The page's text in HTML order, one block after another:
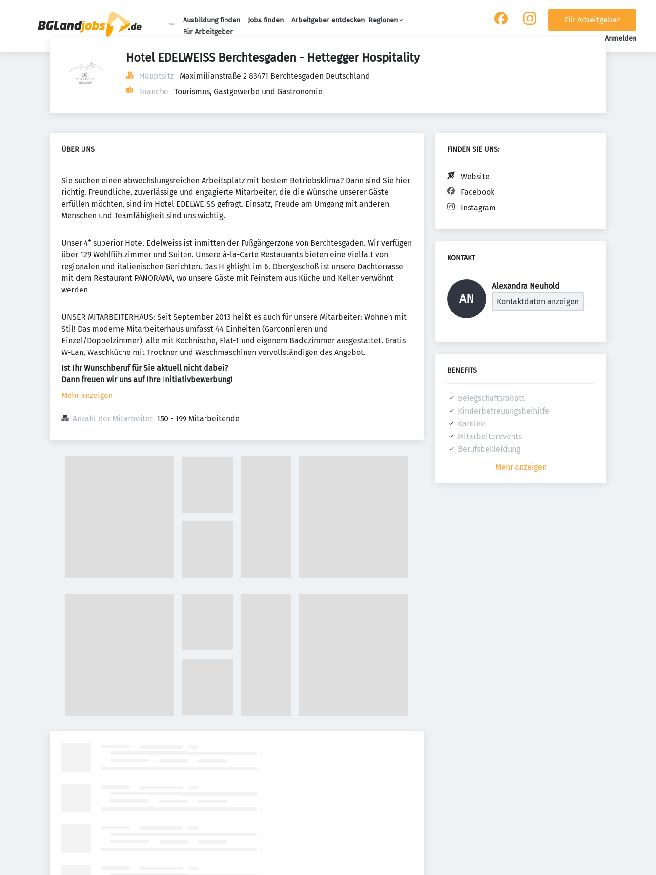
Ausbildung finden Jobs finden Arbeitgeber entdecken Regionen
Für Arbeitgeber
Für Arbeitgeber
Anmelden
Hotel EDELWEISS Berchtesgaden - Hettegger Hospitality
Hauptsitz
Maximilianstraße 2 83471 Berchtesgaden Deutschland
Branche
Tourismus, Gastgewerbe und Gastronomie
ÜBER UNS
Sie suchen einen abwechslungsreichen Arbeitsplatz mit bestem Betriebsklima? Dann sind Sie hier
richtig. Freundliche, zuverlässige und engagierte Mitarbeiter, die die Wünsche unserer Gäste
erfüllen möchten, sind im Hotel EDELWEISS gefragt. Einsatz, Freude am Umgang mit anderen
Menschen und Teamfähigkeit sind uns wichtig.
Unser 4* superior Hotel Edelweiss ist inmitten der Fußgängerzone von Berchtesgaden. Wir verfügen
über 129 Wohlfühlzimmer und Suiten. Unsere à-la-Carte Restaurants bieten eine Vielfalt von
regionalen und italienischen Gerichten. Das Highlight im 6. Obergeschoß ist unsere Dachterrasse
mit dem Restaurant PANORAMA, wo unsere Gäste mit Feinstem aus Küche und Keller verwöhnt
werden.
UNSER MITARBEITERHAUS: Seit September 2013 heißt es auch für unsere Mitarbeiter: Wohnen mit
Stil! Das moderne Mitarbeiterhaus umfasst 44 Einheiten (Garconnieren und
Einzel/Doppelzimmer), alle mit Kochnische, Flat-T und eigenem Badezimmer ausgestattet. Gratis
W-Lan, Waschküche mit Trockner und Waschmaschinen vervollständigen das Angebot.
Ist Ihr Wunschberuf für Sie aktuell nicht dabei?
Dann freuen wir uns auf Ihre Initiativbewerbung!
Mehr anzeigen
Anzahl der Mitarbeiter 150 - 199 Mitarbeitende
FINDEN SIE UNS:
Website
Facebook
Instagram
KONTAKT
AN
Alexandra Neuhold
Kontaktdaten anzeigen
BENEFITS
Belegschaftsrabatt
Kinderbetreuungsbeihilfe
Kantine
Mitarbeiterevents
Berufsbekleidung
Mehr anzeigen